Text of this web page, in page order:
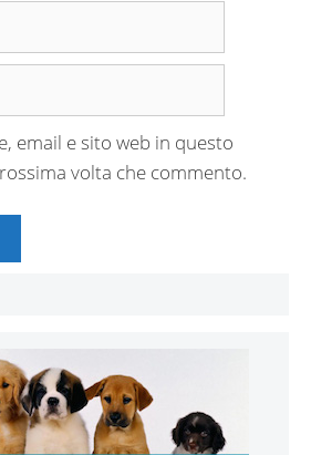
email e sito web in questo
volta che commento.